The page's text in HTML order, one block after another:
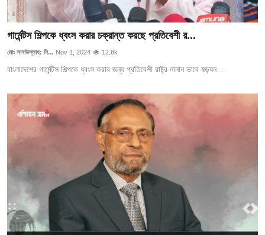
গার্মেন্টস শিল্পকে ধ্বংস করার চক্রান্ত করছে প্রতিবেশী র...
মোঃ সানাউল্লাহ: নি... Nov 1, 2024 12.8k
বাংলাদেশের গার্মেন্টস শিল্পকে ধ্বংস করার জন্য প্রতিবেশী রাষ্ট্র নানান ভাবে ষড়যন...